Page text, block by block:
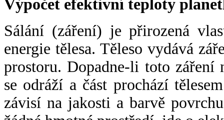
Výpočet efektivní teploty
Sálání (záření) je přirozená
energie tělesa. Těleso vydává
prostoru. Dopadne-li toto záření
se odráží a část prochází
závisí na jakosti a barvě